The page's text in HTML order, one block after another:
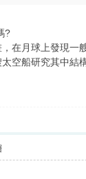
?
在月球上發現
空船研究其中